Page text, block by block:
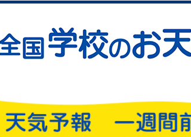
頑張れ！学校のお天気